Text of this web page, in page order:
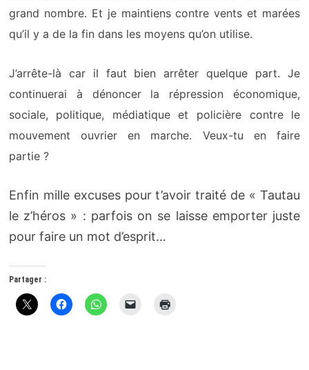
grand nombre. Et je maintienscontre vents et marées
qu’il y a de la fin dans les moyens qu’on utilise.
J’arrête-là car il faut bien arrêter quelque part. Je
continuerai à dénoncer la répression économique,
sociale, politique, médiatique et policière contre le
mouvement ouvrier en marche. Veux-tu en faire
partie ?
Enfin mille excuses pour t’avoir traité de « Tautau
le z’héros » : parfois on se laisse emporter juste
pour faire un mot d’esprit…
Partager :